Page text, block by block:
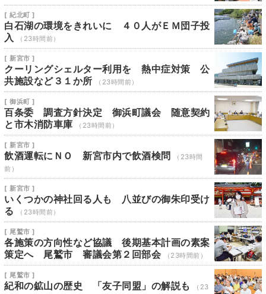
[ 紀北町 ]
白石湖の環境をきれいに ４０人がＥＭ団子投
入
（23時間前）
[ 新宮市 ]
クーリングシェルター利用を 熱中症対策 公
共施設など３１か所
（23時間前）
[ 御浜町 ]
百条委 調査方針決定 御浜町議会 随意契約
と市木消防車庫
（23時間前）
[ 新宮市 ]
飲酒運転にＮＯ 新宮市内で飲酒検問
（23時間
前）
[ 新宮市 ]
いくつかの神社回る人も 八並びの御朱印受け
る
（23時間前）
[ 尾鷲市 ]
各施策の方向性など協議 後期基本計画の素案
策定へ 尾鷲市 審議会第２回部会
（23時間前）
[ 尾鷲市 ]
紀和の鉱山の歴史 「友子同盟」の解説も
（23